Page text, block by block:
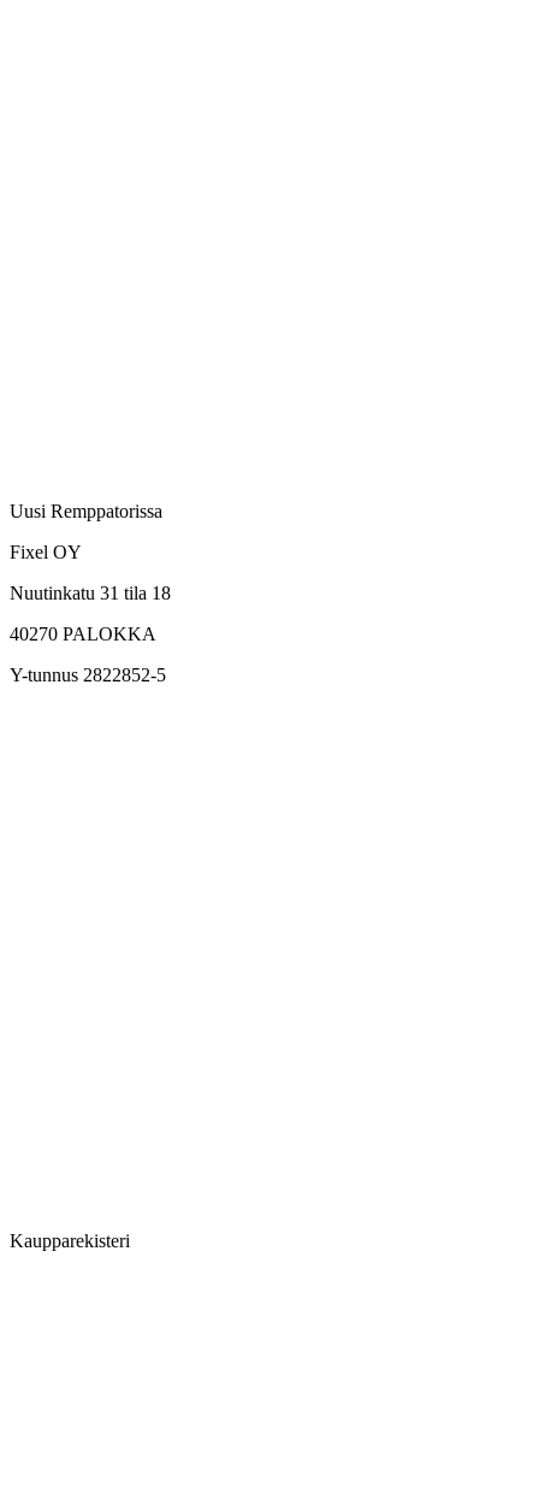
Uusi Remppatorissa
Fixel OY
Nuutinkatu 31 tila 18
40270 PALOKKA
Y-tunnus 2822852-5
Kaupparekisteri